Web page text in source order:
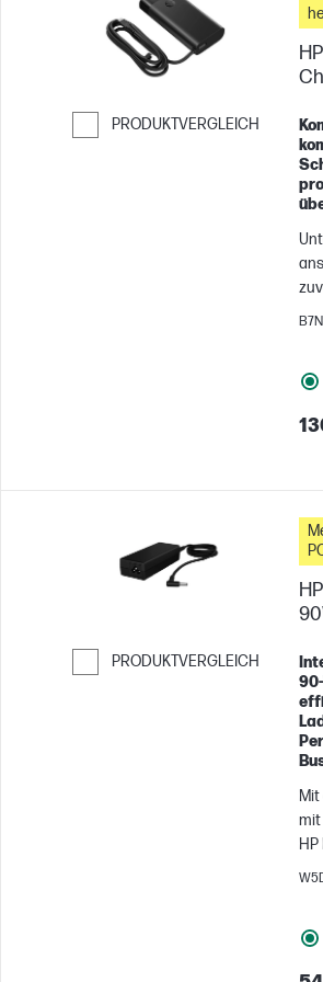
PRODUKTVERGLEICH
Weiter zum Vergleichen
PRODUKTVERGLEICH
Weiter zum Vergleichen
mit